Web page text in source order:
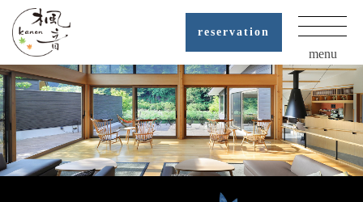
reservation
menu